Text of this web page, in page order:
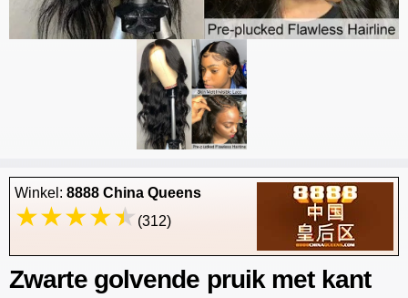
Winkel: 8888 China Queens
(312)
Zwarte golvende pruik met kant